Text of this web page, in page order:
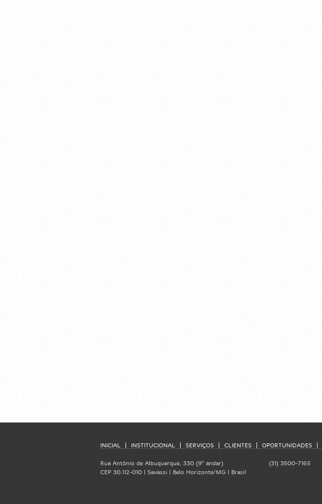
INICIAL INSTITUCIONAL SERVIÇOS CLIENTES OPORTUNIDADES
Rua Antônio de Albuquerque, 330 (9º andar)
CEP 30.112-010 | Savassi | Belo Horizonte/MG | Brasil
(31) 3500-7165